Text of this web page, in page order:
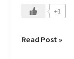
+1
Read Post »